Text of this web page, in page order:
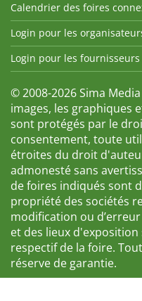
Calendrier des foires
Login pour les
Login pour les
© 2008-2026 Sima
images, les graphiques
sont protégés par le
consentement, toute
étroites du droit
admonesté sans
de foires indiqués sont
propriété des sociétés
modification ou
et des lieux
respectif de la foire.
réserve de garantie.